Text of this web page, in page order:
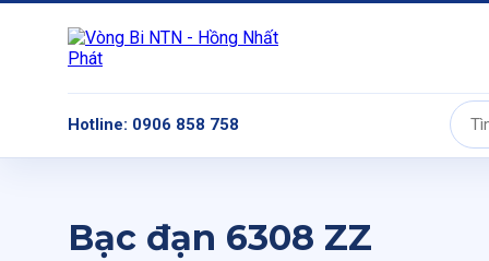
Hotline: 0906 858 758
Tìm
kiếm:
Bạc đạn 6308 ZZ